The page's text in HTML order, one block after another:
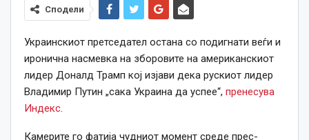
Сподели
Украинскиот претседател остана со подигнати веѓи и
иронична насмевка на зборовите на американскиот
лидер Доналд Трамп кој изјави дека рускиот лидер
Владимир Путин „сака Украина да успее“, пренесува
Индекс.
Камерите го фатија чудниот момент среде прес-